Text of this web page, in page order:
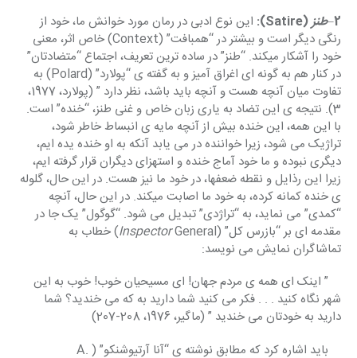
2
–طنز (Satire):
این نوع ادبی در رمان مورد خوانش ما، خود از
رنگی دیگر است و بیشتر در “همبافت” (Context) خاص اثر، معنی
خود را آشکار میکند. “طنز” در ساده ترین تعریف، اجتماع “متضادتان”
در کنار هم به گونه ای اغراق آمیز و به گفته ی “پولارد” (Polard) به
تفاوت میان آنچه هست و آنچه باید باشد، نظر دارد ” (پولارد، 1977،
3). نتیجه ی این تضاد به یاری زبان خاص و غنی طنز، “خنده” است.
با این همه، این خنده بیش از آنچه مایه ی انبساط خاطر شود،
تراژیک می شود، زیرا خواننده در می یابد آنکه به او خنده یده ایم،
دیگری نبوده و ما خود آماج خنده و استهزای دیگران قرار گرفته ایم،
زیرا این رذایل و نقطه ضعفها، در خود ما نیز هست. در این حال، گلوله
ی خنده کمانه کرده، به خود ما اصابت میکند. در این حال، آنچه
“کمدی” می نماید، به “تراژدی” تبدیل می شود. “گوگول” یک جا در
مقدمه ای بر “بازرس کل” (
Inspector General) خطاب به
تماشاگران نمایش می نویسد:
” اینک ای همه ی مردم جهان! ای مسیحیان خوب! خوب به این
شهر نگاه کنید . . . فکر می کنید شما دارید به که می خندید؟ شما
دارید به خودتان می خندید ” (ماگیر، 1976، 208-207)
باید اشاره کرد که مطابق نوشته ی “آنا آرتیوشنکو” (A.